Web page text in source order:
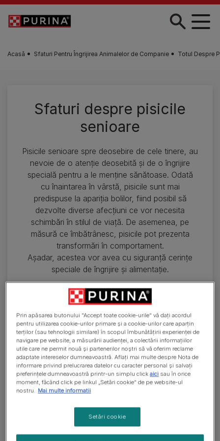
Skip to main content
Acasă Sfaturi Pentru Îngrijirea Animalelor de Companie Totul Despre
Sfaturi despre pisicile
senioare
Pisicile senioare spre deosebire de cele tinere, au
nevoie de o atenție deosebită și de o îngrijire
specială pentru a le menține sănătoase. Odată
cu înaintarea în vârstă, pisicile sunt mai
predispuse la apariția bolilor, fiind posibil să
dezvolte diverse afecțiuni ce vor necesita
schimbări în stilul de viață. De asemenea, pe
măsură ce îmbătrânesc, pisicile pot prezenta
transformări în comportament.
Așadar, acestea vor avea cu siguranță cerințe
speciale de îngrijire și alimentație.
Pentru a le îndeplini cât mai atent nevoile, orice
stăpân trebuie să țină cont de următoarele
aspecte: stabilirea dietei echilibrate, menținerea
unei greutăți corporale adecvate, asigurarea
confortului și liniștii, oferirea de iubire și multă
atenție, menținerea flexibilității și mobilității prin
activități fizice moderate, dar și depistarea și
gestionarea afecțiunilor de sănătate prin
controale regulate la veterinar.
Așadar, dacă ești stăpânul unei pisici senioare, te
sfătuim să acorzi o atenție deosebită îngrijirii
Prin apăsarea butonului "Accept toate cookie-urile" vă dați acordul
pentru utilizarea cookie-urilor primare și a cookie-urilor care aparțin
terților (sau tehnologii similare) în scopul îmbunătățirii experienței de
navigare pe website, a măsurării audienței, a colectării informațiilor
utile care ne permit nouă și partenerilor noștri să vă oferim reclame
adaptate intereselor dumneavoastră. Aflați mai multe despre Nota de
informare privind prelucrarea datelor cu caracter personal și salvați
preferințele dumneavoastră printr-un simplu clickaici sau în orice
moment, făcând click pe linkul „Setări cookie” de pe website-ul
nostru. Mai multe informatii
Setări cookie